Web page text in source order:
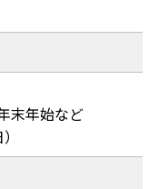
末年始など